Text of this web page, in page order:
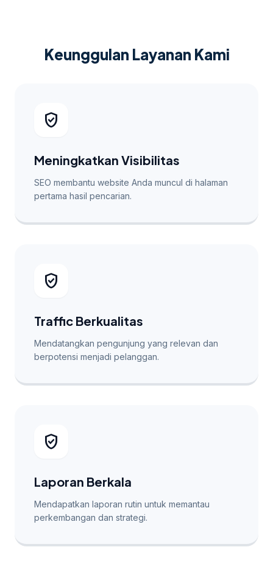
Keunggulan Layanan Kami
verified_user
Meningkatkan Visibilitas
SEO membantu website Anda muncul di halaman
pertama hasil pencarian.
verified_user
Traffic Berkualitas
Mendatangkan pengunjung yang relevan dan
berpotensi menjadi pelanggan.
verified_user
Laporan Berkala
Mendapatkan laporan rutin untuk memantau
perkembangan dan strategi.